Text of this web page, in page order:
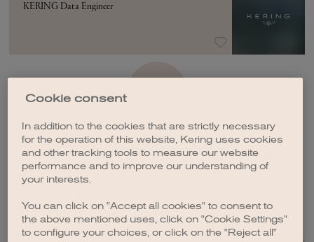
KERING Data Engineer
Cookie consent
In addition to the cookies that are strictly necessary
for the operation of this website, Kering uses cookies
and other tracking tools to measure our website
performance and to improve our understanding of
your interests.
You can click on "Accept all cookies" to consent to
the above mentioned uses, click on "Cookie Settings"
to configure your choices, or click on the "Reject all"